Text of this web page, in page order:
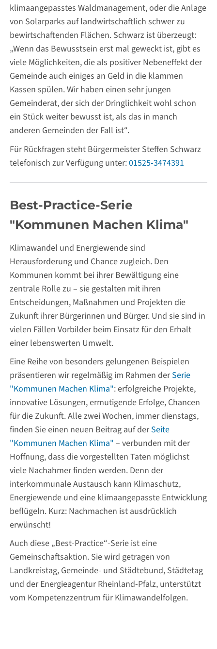
klimaangepasstes Waldmanagement, oder die Anlage
von Solarparks auf landwirtschaftlich schwer zu
bewirtschaftenden Flächen. Schwarz ist überzeugt:
„Wenn das Bewusstsein erst mal geweckt ist, gibt es
viele Möglichkeiten, die als positiver Nebeneffekt der
Gemeinde auch einiges an Geld in die klammen
Kassen spülen. Wir haben einen sehr jungen
Gemeinderat, der sich der Dringlichkeit wohl schon
ein Stück weiter bewusst ist, als das in manch
anderen Gemeinden der Fall ist“.
Für Rückfragen steht Bürgermeister Steffen Schwarz
telefonisch zur Verfügung unter:01525-3474391
Best-Practice-Serie
"Kommunen Machen Klima"
Klimawandel und Energiewende sind
Herausforderung und Chance zugleich. Den
Kommunen kommt bei ihrer Bewältigung eine
zentrale Rolle zu – sie gestalten mit ihren
Entscheidungen, Maßnahmen und Projekten die
Zukunft ihrer Bürgerinnen und Bürger. Und sie sind in
vielen Fällen Vorbilder beim Einsatz für den Erhalt
einer lebenswerten Umwelt.
Eine Reihe von besonders gelungenen Beispielen
präsentieren wir regelmäßig im Rahmen derSerie
"Kommunen Machen Klima": erfolgreiche Projekte,
innovative Lösungen, ermutigende Erfolge, Chancen
für die Zukunft. Alle zwei Wochen, immer dienstags,
finden Sie einen neuen Beitrag auf derSeite
"Kommunen Machen Klima" – verbunden mit der
Hoffnung, dass die vorgestellten Taten möglichst
viele Nachahmer finden werden. Denn der
interkommunale Austausch kann Klimaschutz,
Energiewende und eine klimaangepasste Entwicklung
beflügeln. Kurz: Nachmachen ist ausdrücklich
erwünscht!
Auch diese „Best-Practice“-Serie ist eine
Gemeinschaftsaktion. Sie wird getragen von
Landkreistag, Gemeinde- und Städtebund, Städtetag
und der Energieagentur Rheinland-Pfalz, unterstützt
vom Kompetenzzentrum für Klimawandelfolgen.